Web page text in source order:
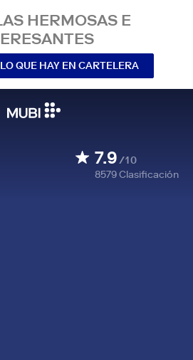
HERMOSAS E
QUE HAY EN CARTELERA
7.9/10
8579Clasificación